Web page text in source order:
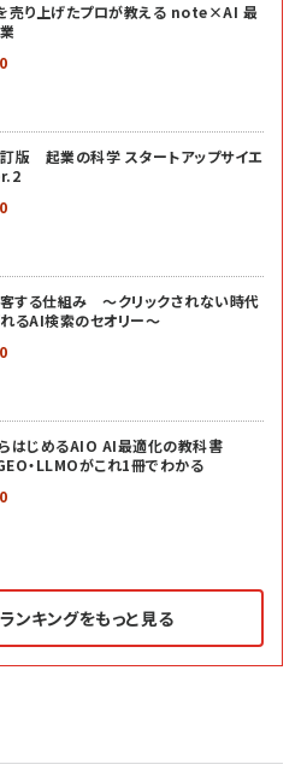
売り上げたプロが教える note×AI 最
版 起業の科学 スタートアップサイエ
する仕組み ～クリックされない時代
るAI検索のセオリー～
はじめるAIO AI最適化の教科書
・LLMOがこれ1冊でわかる
キングをもっと見る
上げたプロが教える note×AI 最強の
アン)2026/07/01号 No.2501[魅せる
ピタル 企業価値向上力の秘密